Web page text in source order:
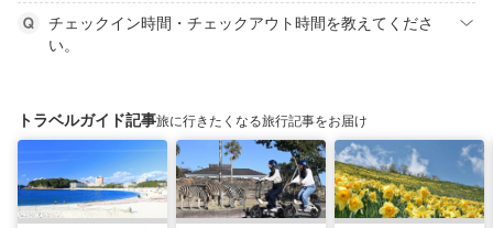
チェックイン時間・チェックアウト時間を教えてくださ
い。
トラベルガイド記事旅に行きたくなる旅行記事をお届け